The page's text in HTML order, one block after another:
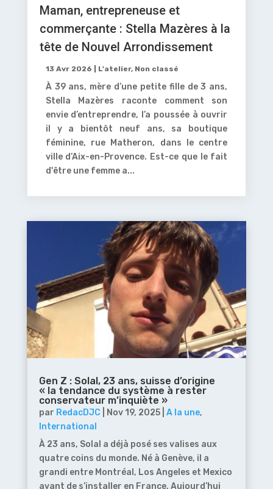
Maman, entrepreneuse et
commerçante : Stella Mazères à la
tête de Nouvel Arrondissement
13 Avr 2026 L'atelier, Non classé
À 39 ans, mère d’une petite fille de 3 ans,
Stella Mazères raconte comment son
envie d’entreprendre, l’a poussée à ouvrir
il y a bientôt neuf ans, sa boutique
féminine, rue Matheron, dans le centre
ville d’Aix-en-Provence. Est-ce que le fait
d'être une femme a...
Gen Z : Solal, 23 ans, suisse d’origine
« la tendance du système à rester
conservateur m’inquiète »
par RedacDJC Nov 19, 2025| A la une,
International
À 23 ans, Solal a déjà posé ses valises aux
quatre coins du monde. Né à Genève, il a
grandi entre Montréal, Los Angeles et Mexico
avant de s’installer en France. Aujourd’hui